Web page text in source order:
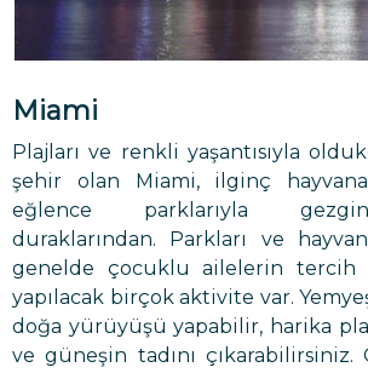
Miami
Plajları ve renkli yaşantısıyla
şehir olan Miami, ilginç
eğlence parklarıyla
duraklarından. Parkları ve
genelde çocuklu ailelerin tercih
yapılacak birçok aktivite var.
doğa yürüyüşü yapabilir, harika
ve güneşin tadını